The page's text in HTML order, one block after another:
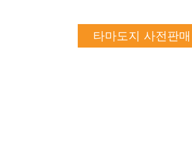
타마도지 사전판매